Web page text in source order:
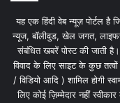
यह एक हिंदी वेब न्यूज़ पोर्टल है
न्यूज, बॉलीवुड, खेल जगत,
संबंधित खबरें पोस्ट की जाती
विवाद के लिए साइट के कुछ तत्वों
/ विडियो आदि ) शामिल होगी
लिए कोई ज़िम्मेदार नहीं